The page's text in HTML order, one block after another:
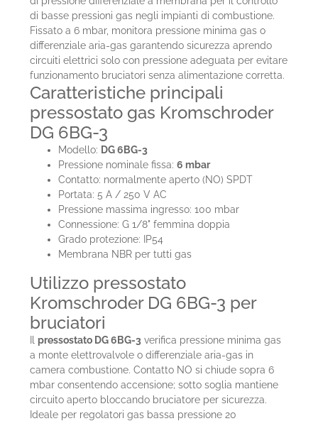
di basse pressioni gas negli impianti di combustione.
Fissato a 6 mbar, monitora pressione minima gas o
differenziale aria-gas garantendo sicurezza aprendo
circuiti elettrici solo con pressione adeguata per evitare
funzionamento bruciatori senza alimentazione corretta.
Caratteristiche principali
pressostato gas Kromschroder
DG 6BG-3
Modello: DG 6BG-3
Pressione nominale fissa:6 mbar
Contatto: normalmente aperto (NO) SPDT
Portata: 5 A / 250 V AC
Pressione massima ingresso: 100 mbar
Connessione: G 1/8" femmina doppia
Grado protezione: IP54
Membrana NBR per tutti gas
Utilizzo pressostato
Kromschroder DG 6BG-3 per
bruciatori
Ilpressostato DG 6BG-3 verifica pressione minima gas
a monte elettrovalvole o differenziale aria-gas in
camera combustione. Contatto NO si chiude sopra 6
mbar consentendo accensione; sotto soglia mantiene
circuito aperto bloccando bruciatore per sicurezza.
Ideale per regolatori gas bassa pressione 20